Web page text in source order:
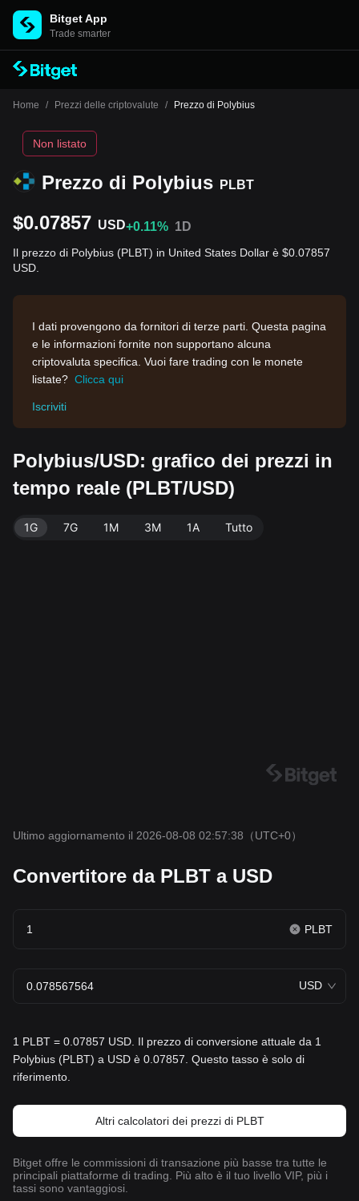
Bitget App
Trade smarter
Home / Prezzi delle criptovalute / Prezzo di Polybius
Prezzo di Polybius PLBT
Non listato
$0.07857 USD+0.11% 1D
Il prezzo di Polybius (PLBT) in United States Dollar è $0.07857
USD.
I dati provengono da fornitori di terze parti. Questa pagina
e le informazioni fornite non supportano alcuna
criptovaluta specifica. Vuoi fare trading con le monete
listate? Clicca qui
Iscriviti
Polybius/USD: grafico dei prezzi in
tempo reale (PLBT/USD)
1G 7G 1M 3M 1A Tutto
Ultimo aggiornamento il 2026-08-08 02:57:38 （UTC+0）
Convertitore da PLBT a USD
PLBT
USD
1 PLBT = 0.07857 USD. Il prezzo di conversione attuale da 1
Polybius (PLBT) a USD è 0.07857. Questo tasso è solo di
riferimento.
Altri calcolatori dei prezzi di PLBT
Bitget offre le commissioni di transazione più basse tra tutte le
principali piattaforme di trading. Più alto è il tuo livello VIP, più i
tassi sono vantaggiosi.